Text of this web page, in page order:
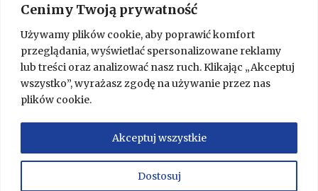
Cenimy Twoją prywatność
Używamy plików cookie, aby poprawić komfort
przeglądania, wyświetlać spersonalizowane reklamy
lub treści oraz analizować nasz ruch. Klikając „Akceptuj
wszystko”, wyrażasz zgodę na używanie przez nas
plików cookie.
Dostosuj
Akceptuj wszystkie
Telefon:798 549 894
Email:moonlight.biuro@gmail.com